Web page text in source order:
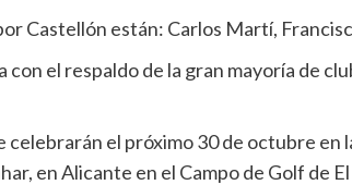
Castellón están: Carlos Martí,
con el respaldo de la gran mayoría de
celebrarán el próximo 30 de octubre
en Alicante en el Campo de Golf de